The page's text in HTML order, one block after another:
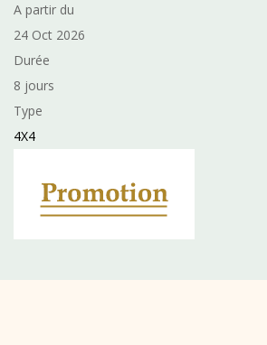
A partir du
24 Oct 2026
Durée
8 jours
Type
4X4